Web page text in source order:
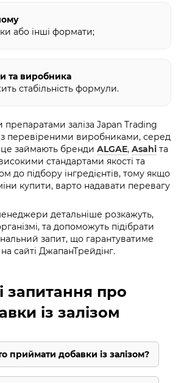
або інші формати;
та виробника
стабільність формули.
заліза Japan Trading
перевіреними виробниками, серед
займають бренди ALGAE, Asahi та
стандартами якості та
до підбору інгредієнтів, тому якщо
купити, варто надавати перевагу
детальніше розкажуть,
та допоможуть підібрати
запит, що гарантуватиме
на сайті ДжапанТрейдінг.
запитання про
із залізом
приймати добавки із залізом?